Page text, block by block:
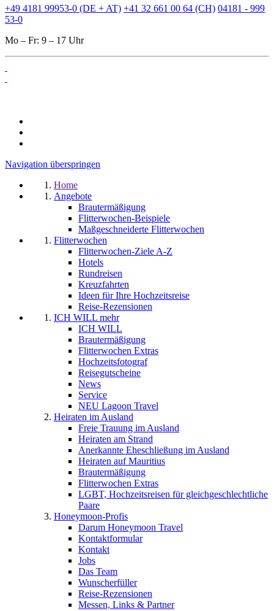
+49 4181 99953-0 (DE + AT) +41 32 661 00 64 (CH) 04181 - 999
53-0
Mo – Fr: 9 – 17 Uhr
Navigation überspringen
Home
Angebote
Brautermäßigung
Flitterwochen-Beispiele
Maßgeschneiderte Flitterwochen
Flitterwochen
Flitterwochen-Ziele A-Z
Hotels
Rundreisen
Kreuzfahrten
Ideen für Ihre Hochzeitsreise
Reise-Rezensionen
ICH WILL mehr
ICH WILL
Brautermäßigung
Flitterwochen Extras
Hochzeitsfotograf
Reisegutscheine
News
Service
NEU Lagoon Travel
Heiraten im Ausland
Freie Trauung im Ausland
Heiraten am Strand
Anerkannte Eheschließung im Ausland
Heiraten auf Mauritius
Brautermäßigung
Flitterwochen Extras
LGBT, Hochzeitsreisen für gleichgeschlechtliche
Paare
Honeymoon-Profis
Darum Honeymoon Travel
Kontaktformular
Kontakt
Jobs
Das Team
Wunscherfüller
Reise-Rezensionen
Messen, Links & Partner